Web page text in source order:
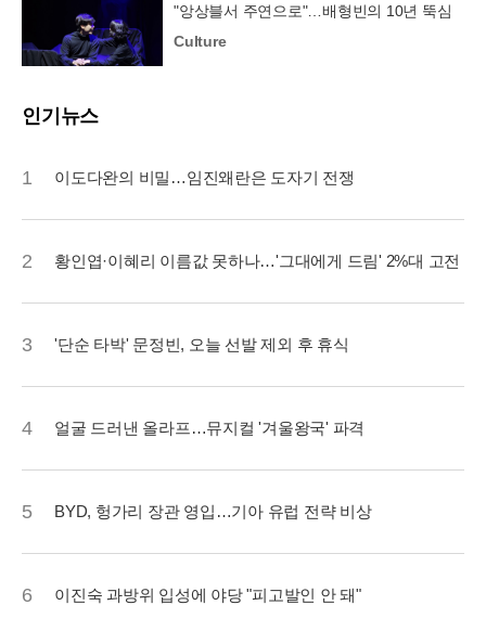
"앙상블서 주연으로"…배형빈의 10년 뚝심
Culture
인기뉴스
1 이도다완의 비밀…임진왜란은 도자기 전쟁
2 황인엽·이혜리 이름값 못하나…'그대에게 드림' 2%대 고전
3 '단순 타박' 문정빈, 오늘 선발 제외 후 휴식
4 얼굴 드러낸 올라프…뮤지컬 '겨울왕국' 파격
5 BYD, 헝가리 장관 영입…기아 유럽 전략 비상
6 이진숙 과방위 입성에 야당 "피고발인 안 돼"